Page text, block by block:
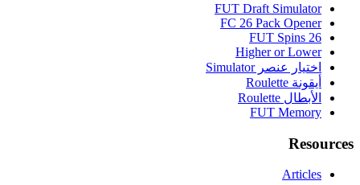
FUT Draft Simulator
FC 26 Pack Opener
FUT Spins 26
Higher or Lower
اختيار عنصر Simulator
أيقونة Roulette
الأبطال Roulette
FUT Memory
Resources
Articles